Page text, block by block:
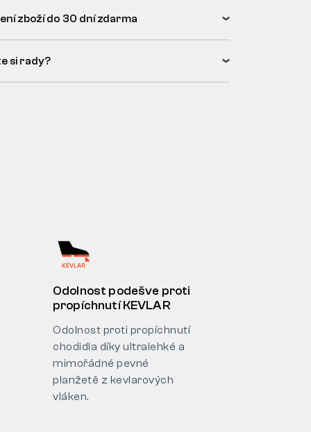
zboží do 30 dní zdarma
si rady?
Odolnost podešve proti
propíchnutí KEVLAR
Odolnost proti propíchnutí
chodidla díky ultralehké a
mimořádné pevné
planžetě z kevlarových
vláken.